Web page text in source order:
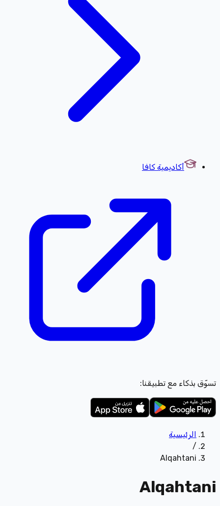
أكاديمية كافا
تسوّق بذكاء مع تطبيقنا:
الرئيسية
/
Alqahtani
Alqahtani